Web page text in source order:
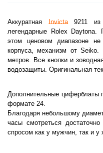
Аккуратная Invicta9211 из
легендарные
Rolex Daytona.
этом ценовом диапазоне
корпуса, механизм от Seiko.
метров. Все кнопки и
водозащиты. Оригинальная
Дополнительные циферблаты
формате 24.
Благодаря небольшому
часы смотреться
спросом как у мужчин, так и у